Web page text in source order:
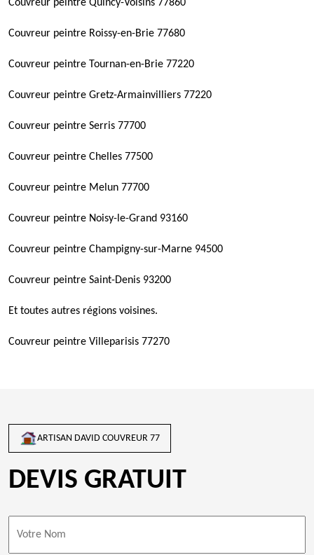
Couvreur peintre Quincy-Voisins 77860
Couvreur peintre Roissy-en-Brie 77680
Couvreur peintre Tournan-en-Brie 77220
Couvreur peintre Gretz-Armainvilliers 77220
Couvreur peintre Serris 77700
Couvreur peintre Chelles 77500
Couvreur peintre Melun 77700
Couvreur peintre Noisy-le-Grand 93160
Couvreur peintre Champigny-sur-Marne 94500
Couvreur peintre Saint-Denis 93200
Et toutes autres régions voisines.
Couvreur peintre Villeparisis 77270
ARTISAN DAVID COUVREUR 77
DEVIS GRATUIT